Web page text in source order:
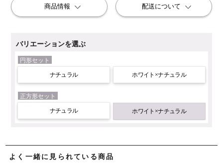
よく一緒に見られている商品
バリエーションを選ぶ
円形セット
ナチュラル ホワイト×ナチュラル
正方形セット
ナチュラル ホワイト×ナチュラル
商品情報 配送について